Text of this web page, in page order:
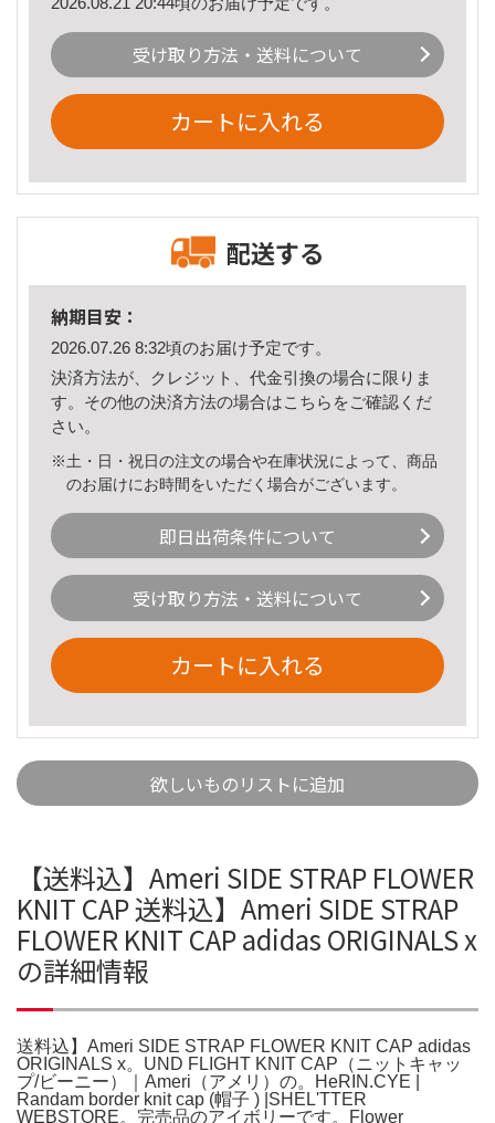
受け取り方法・送料について
カートに入れる
配送する
納期目安：
2026.07.26 8:32頃のお届け予定です。
決済方法が、クレジット、代金引換の場合に限りま
す。その他の決済方法の場合はこちら をご確認くだ
さい。
※土・日・祝日の注文の場合や在庫状況によって、商品
のお届けにお時間をいただく場合がございます。
即日出荷条件について
受け取り方法・送料について
カートに入れる
欲しいものリストに追加
【送料込】Ameri SIDE STRAP FLOWER
KNIT CAP 送料込】Ameri SIDE STRAP
FLOWER KNIT CAP adidas ORIGINALS x
の詳細情報
送料込】Ameri SIDE STRAP FLOWER KNIT CAP adidas
ORIGINALS x。UND FLIGHT KNIT CAP（ニットキャッ
プ/ビーニー）｜Ameri（アメリ）の。HeRIN.CYE |
Randam border knit cap (帽子 ) |SHEL'TTER
WEBSTORE。完売品のアイボリーです。Flower